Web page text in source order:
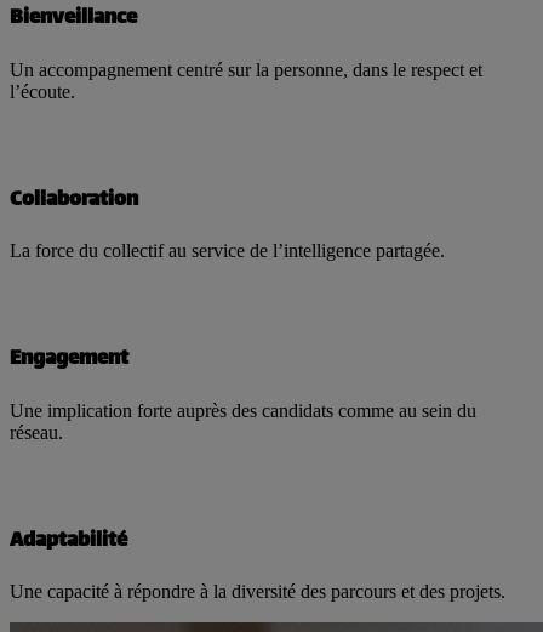
Bienveillance
Un accompagnement centré sur la personne, dans le respect et
l’écoute.
Collaboration
La force du collectif au service de l’intelligence partagée.
Engagement
Une implication forte auprès des candidats comme au sein du
réseau.
Adaptabilité
Une capacité à répondre à la diversité des parcours et des projets.